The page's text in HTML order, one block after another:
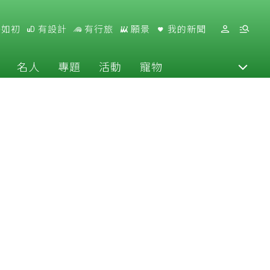
初 有設計 有行旅 願景 我的新聞
名人 專題 活動 寵物